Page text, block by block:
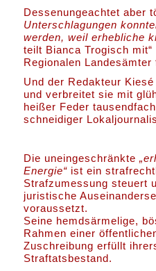
Dessenungeachtet aber
Unterschlagungen
werden, weil erhebliche
teilt Bianca Trogisch
Regionalen
Und der Redakteur
und verbreitet sie mit
heißer Feder
schneidiger
Die uneingeschränkte
Energie“ ist ein
Strafzumessung steuert
juristische
voraussetzt.
Seine hemdsärmelige,
Rahmen einer
Zuschreibung erfüllt
Straftatsbestand.